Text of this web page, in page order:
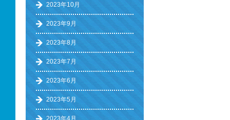
2023年10月
2023年9月
2023年8月
2023年7月
2023年6月
2023年5月
2023年4月